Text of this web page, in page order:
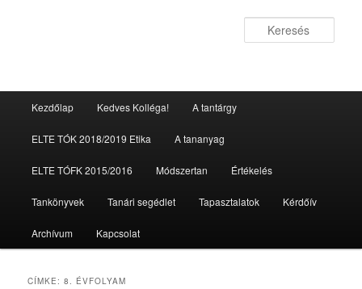
Tovább az elsődleges tartalomra
Tovább a másodlagos tartalomra
Kezdőlap Kedves Kolléga! A tantárgy
ELTE TÓK 2018/2019 Etika A tananyag
ELTE TÓFK 2015/2016 Módszertan Értékelés
Tankönyvek Tanári segédlet Tapasztalatok Kérdőív
Archívum Kapcsolat
CÍMKE:8. ÉVFOLYAM